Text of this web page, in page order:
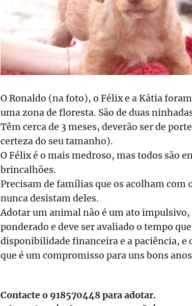
O Ronaldo (na foto), o Félix e a Kátia
uma zona de floresta. São de duas
Têm cerca de 3 meses, deverão ser de
certeza do seu tamanho).
O Félix é o mais medroso, mas todos são
brincalhões.
Precisam de famílias que os acolham com
nunca desistam deles.
Adotar um animal não é um ato impulsivo,
ponderado e deve ser avaliado o tempo
disponibilidade financeira e a paciência, e
que é um compromisso para uns bons
Contacte o 918570448 para adotar.